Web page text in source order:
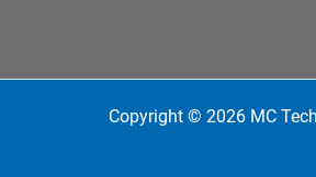
Copyright © 2026 MC